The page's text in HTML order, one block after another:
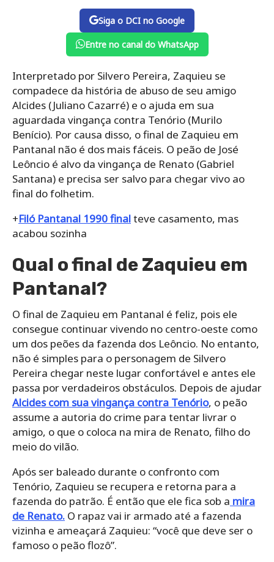
Siga o DCI no Google
Entre no canal do WhatsApp
Interpretado por Silvero Pereira, Zaquieu se
compadece da história de abuso de seu amigo
Alcides (Juliano Cazarré) e o ajuda em sua
aguardada vingança contra Tenório (Murilo
Benício). Por causa disso, o final de Zaquieu em
Pantanal não é dos mais fáceis. O peão de José
Leôncio é alvo da vingança de Renato (Gabriel
Santana) e precisa ser salvo para chegar vivo ao
final do folhetim.
+Filó Pantanal 1990 finalteve casamento, mas
acabou sozinha
Qual o final de Zaquieu em
Pantanal?
O final de Zaquieu em Pantanal é feliz, pois ele
consegue continuar vivendo no centro-oeste como
um dos peões da fazenda dos Leôncio. No entanto,
não é simples para o personagem de Silvero
Pereira chegar neste lugar confortável e antes ele
passa por verdadeiros obstáculos. Depois de ajudar
Alcides com sua vingança contra Tenório, o peão
assume a autoria do crime para tentar livrar o
amigo, o que o coloca na mira de Renato, filho do
meio do vilão.
Após ser baleado durante o confronto com
Tenório, Zaquieu se recupera e retorna para a
fazenda do patrão. É então que ele fica sob a mira
de Renato. O rapaz vai ir armado até a fazenda
vizinha e ameaçará Zaquieu: “você que deve ser o
famoso o peão flozô”.